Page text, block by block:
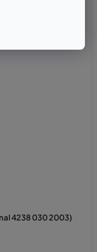
4238 030 2003)